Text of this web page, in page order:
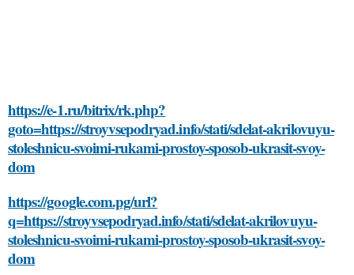
https://e-1.ru/bitrix/rk.php?
goto=https://stroyvsepodryad.info/stati/sdelat-akrilovuyu-
stoleshnicu-svoimi-rukami-prostoy-sposob-ukrasit-svoy-
dom
https://google.com.pg/url?
q=https://stroyvsepodryad.info/stati/sdelat-akrilovuyu-
stoleshnicu-svoimi-rukami-prostoy-sposob-ukrasit-svoy-
dom